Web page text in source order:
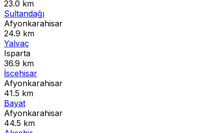
23.0 km
Sultandağı
Afyonkarahisar
24.9 km
Yalvaç
Isparta
36.9 km
İscehisar
Afyonkarahisar
41.5 km
Bayat
Afyonkarahisar
44.5 km